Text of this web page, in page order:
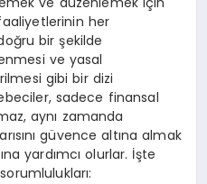
her
bir şekilde
ve yasal
gibi bir dizi
sadece finansal
aynı zamanda
güvence altına almak
yardımcı olurlar. İşte